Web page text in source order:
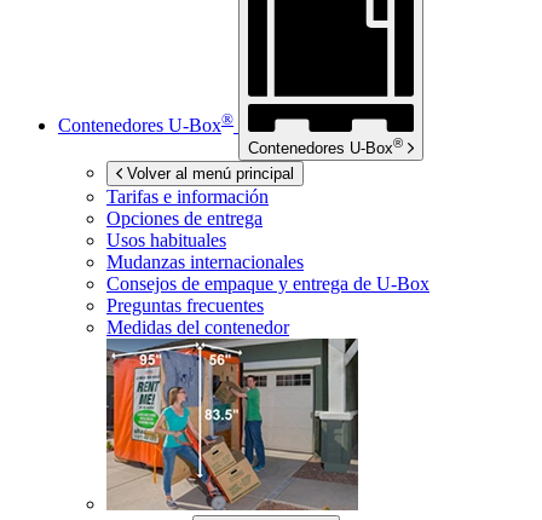
Contenedores U-Box®
Contenedores U-Box®
Volver al menú principal
Tarifas e información
Opciones de entrega
Usos habituales
Mudanzas internacionales
Consejos de empaque y entrega de U-Box
Preguntas frecuentes
Medidas del contenedor